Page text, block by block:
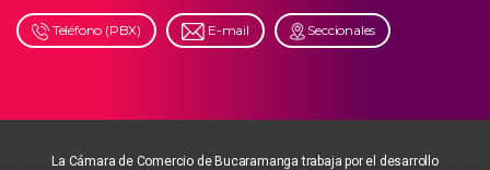
Teléfono (PBX) E-mail Seccionales
La Cámara de Comercio de Bucaramanga trabaja por el desarrollo